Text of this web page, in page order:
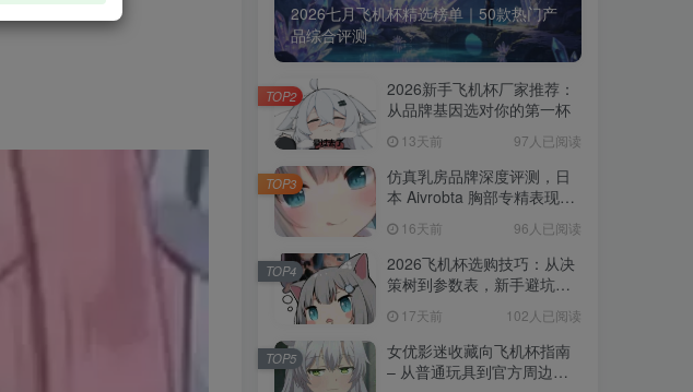
2026七月飞机杯精选榜单｜50款热门产
品综合评测
2026新手飞机杯厂家推荐：
从品牌基因选对你的第一杯
13天前 97人已阅读
TOP2
仿真乳房品牌深度评测，日
本 Aivrobta 胸部专精表现突
16天前 96人已阅读
TOP3
2026飞机杯选购技巧：从决
策树到参数表，新手避坑全
17天前 102人已阅读
TOP4
女优影迷收藏向飞机杯指南
– 从普通玩具到官方周边的
TOP5